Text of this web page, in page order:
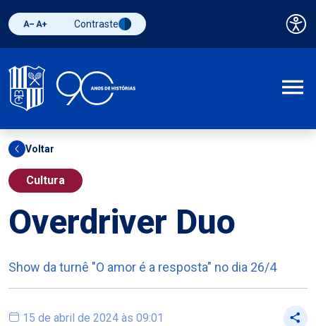
Diminuir fonte
Aumentar fonteAlternar contraste
Contraste
Voltar
Cultura
Overdriver Duo
Show da turnê "O amor é a resposta" no dia 26/4
15 de abril de 2024 às 09:01